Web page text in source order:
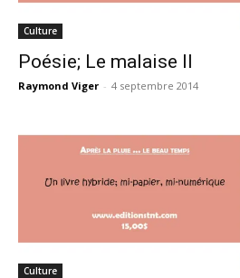
Culture
Poésie; Le malaise II
Raymond Viger - 4 septembre 2014
Culture